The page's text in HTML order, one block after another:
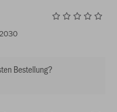
Bestellung?